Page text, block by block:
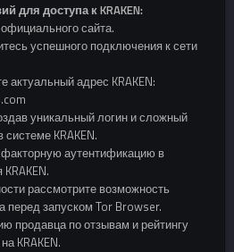
для доступа к KRAKEN:
сайта.
успешного подключения к сети
актуальный адрес KRAKEN:
уникальный логин и сложный
KRAKEN.
аутентификацию в
рассмотрите возможность
перед запуском Tor Browser.
продавца по отзывам и рейтингу
KRAKEN.